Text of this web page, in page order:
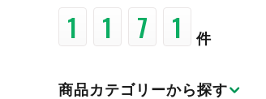
5 4 7 4 件
商品カテゴリーから探す